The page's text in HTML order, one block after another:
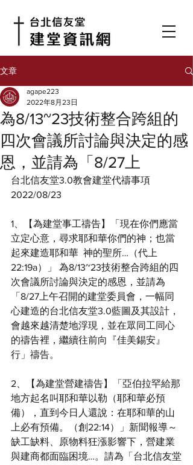
文章
為8/13~23技術整合跨組的
四次會議所討論與決定的感
恩，並請為「8/27上
agape223
2022年8月23日
台北信友堂3.0教會建堂代禱事項
2022/08/23
1、【為建堂事工禱告】「現在你們應當
立定心意，尋求耶和華你們的神；也當
起來建造耶和華  神的聖所…（代上
22:19a）」 為8/13~23技術整合跨組的四
次會議所討論與決定的感恩，並請為
「8/27上午召開的建堂委員會，一幅同
心建造的台北信友堂3.0藍圖及其設計，
會越來越清楚地浮現，並在眾同工同心
的禱告裡，繼續往前向『佳美錫安』
行」禱告。
2、【為建堂營建禱告】「亞伯拉罕給那
地方起名叫耶和華以勒（耶和華必預
備），直到今日人還說：在耶和華的山
上必有預備。（創22:14）」新聞報導～
缺工缺料、原物料狂漲影響下，營建業
與建商都面臨困境…。請為「台北信友堂